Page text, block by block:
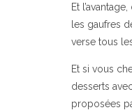
Et
les gaufres
verse tous
Et si vous
desserts
proposées